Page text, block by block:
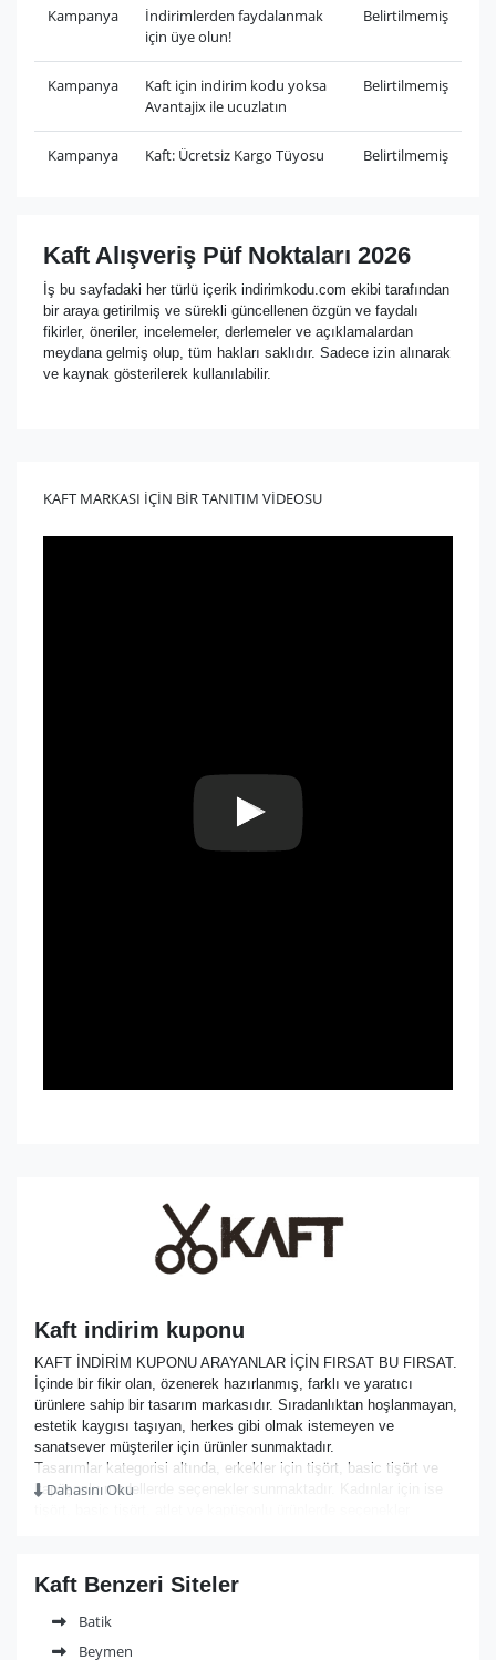
Kampanya
İndirimlerden faydalanmak
için üye olun!
Belirtilmemiş
Kampanya
Kaft için indirim kodu yoksa
Avantajix ile ucuzlatın
Belirtilmemiş
Kampanya Kaft: Ücretsiz Kargo Tüyosu Belirtilmemiş
Kaft Alışveriş Püf Noktaları 2026
İş bu sayfadaki her türlü içerik indirimkodu.com ekibi tarafından
bir araya getirilmiş ve sürekli güncellenen özgün ve faydalı
fikirler, öneriler, incelemeler, derlemeler ve açıklamalardan
meydana gelmiş olup, tüm hakları saklıdır. Sadece izin alınarak
ve kaynak gösterilerek kullanılabilir.
KAFT MARKASI İÇİN BİR TANITIM VİDEOSU
Kaft indirim kuponu
KAFT İNDİRİM KUPONU ARAYANLAR İÇİN FIRSAT BU FIRSAT.
İçinde bir fikir olan, özenerek hazırlanmış, farklı ve yaratıcı
ürünlere sahip bir tasarım markasıdır. Sıradanlıktan hoşlanmayan,
estetik kaygısı taşıyan, herkes gibi olmak istemeyen ve
sanatsever müşteriler için ürünler sunmaktadır.
Tasarımlar kategorisi altında, erkekler için tişört, basic tişört ve
kapüşonlu modellerde seçenekler sunmaktadır. Kadınlar için ise
fikir, bir akıma ait görüşler içermektedir. Ürün özellikleri kısmında,
kumaş ve baskıda kullanılan ürünler hakkında müşteri
bilgilendirilmektedir. Ürünün farklı açıdan çekilmiş görselleri ile
Dahasını Oku
Kaft Benzeri Siteler
Batik
Beymen